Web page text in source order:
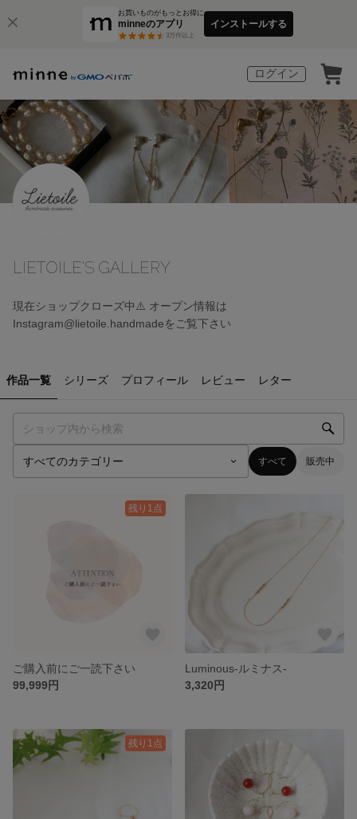
お買いものがもっとお得に
minneのアプリ
3万件以上
インストールする
ログイン
LIETOILE'S GALLERY
現在ショップクローズ中⚠️ オープン情報は
Instagram@lietoile.handmadeをご覧下さい
作品一覧 シリーズ プロフィール レビュー レター
すべて 販売中
残り1点
ご購入前にご一読下さい
99,999円
Luminous-ルミナス-
3,320円
残り1点